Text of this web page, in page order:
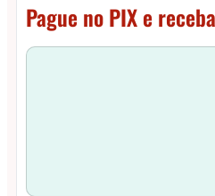
Pague no PIX e